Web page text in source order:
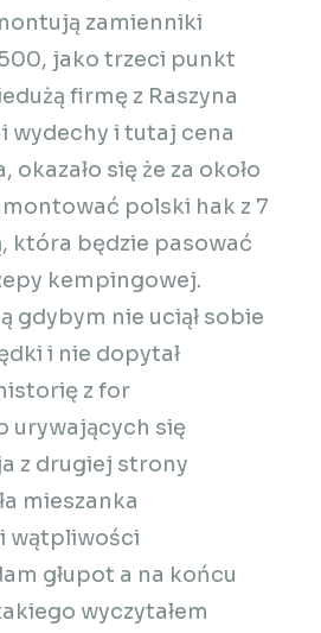
zamienniki
jako trzeci punkt
firmę z Raszyna
wydechy i tutaj cena
okazało się że za około
polski hak z 7
która będzie pasować
kempingowej.
gdybym nie uciął sobie
i nie dopytał
z for
urywających się
z drugiej strony
mieszanka
wątpliwości
głupot a na końcu
wyczytałem